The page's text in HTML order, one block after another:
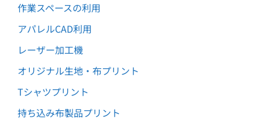
作業スペースの利用
アパレルCAD利用
レーザー加工機
オリジナル生地・布プリント
Tシャツプリント
持ち込み布製品プリント